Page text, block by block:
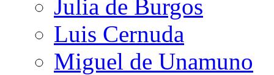
Julia de Burgos
Luis Cernuda
Miguel de Unamuno